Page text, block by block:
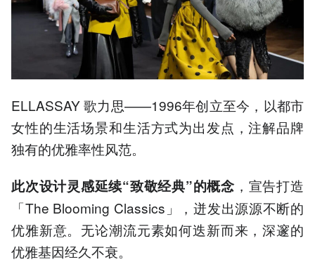
ELLASSAY 歌力思——1996年创立至今，以都市
女性的生活场景和生活方式为出发点，注解品牌
独有的优雅率性风范。
此次设计灵感延续“致敬经典”的概念 ，宣告打造
「The Blooming Classics」，迸发出源源不断的
优雅新意。无论潮流元素如何迭新而来，深邃的
优雅基因经久不衰。